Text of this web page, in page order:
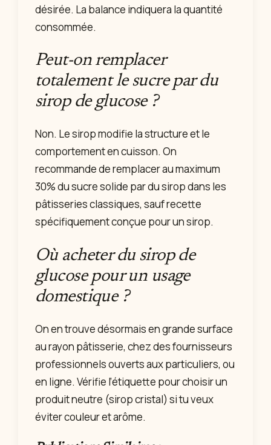
désirée. La balance indiquera la quantité
consommée.
Peut-on remplacer
totalement le sucre par du
sirop de glucose ?
Non. Le sirop modifie la structure et le
comportement en cuisson. On
recommande de remplacer au maximum
30% du sucre solide par du sirop dans les
pâtisseries classiques, sauf recette
spécifiquement conçue pour un sirop.
Où acheter du sirop de
glucose pour un usage
domestique ?
On en trouve désormais en grande surface
au rayon pâtisserie, chez des fournisseurs
professionnels ouverts aux particuliers, ou
en ligne. Vérifie l’étiquette pour choisir un
produit neutre (sirop cristal) si tu veux
éviter couleur et arôme.